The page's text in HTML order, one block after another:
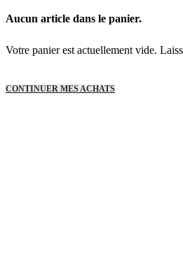
Aucun article dans le panier.
Votre panier est actuellement vide.
CONTINUER MES ACHATS